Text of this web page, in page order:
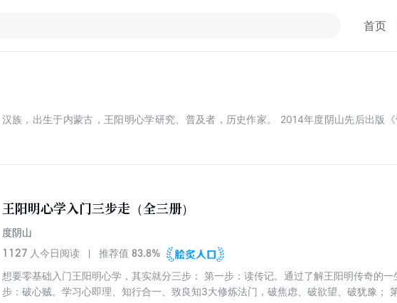
首页
族，出生于内蒙古，王阳明心学研究、普及者，历史作家。 2014年度阴山先后出版《
王阳明心学入门三步走（全三册）
度阴山
1127 人今日阅读 推荐值 83.8%
想要零基础入门王阳明心学，其实就分三步： 第一步：读传记。通过了解王阳明传奇的
步：破心贼。学习心即理、知行合一、致良知3大修炼法门，破焦虑、破欲望、破犹豫；